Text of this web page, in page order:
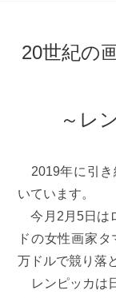
20世紀の
～レ
2019年に引き
いています。
今月2月5日は
ドの女性画家
万ドルで競り落
レンピッカは